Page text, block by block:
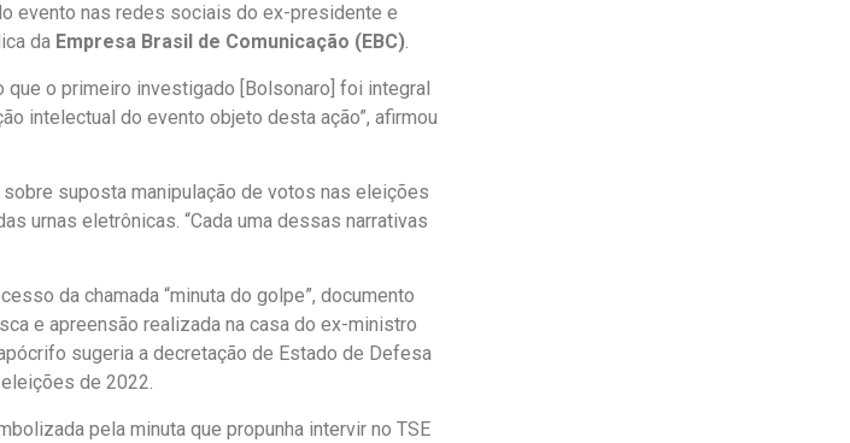
evento nas redes sociais do ex-presidente e
da Empresa Brasil de Comunicação (EBC).
que o primeiro investigado [Bolsonaro] foi integral
intelectual do evento objeto desta ação”, afirmou
suposta manipulação de votos nas eleições
urnas eletrônicas. “Cada uma dessas narrativas
da chamada “minuta do golpe”, documento
e apreensão realizada na casa do ex-ministro
sugeria a decretação de Estado de Defesa
de 2022.
pela minuta que propunha intervir no TSE